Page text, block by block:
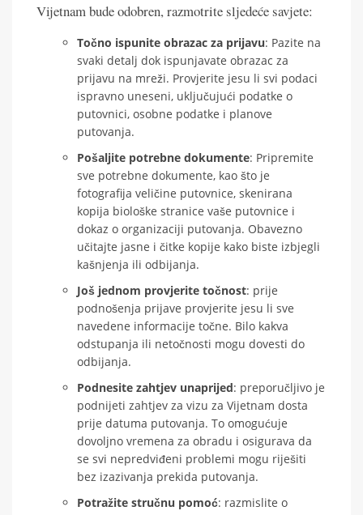
Vijetnam bude odobren, razmotrite sljedeće savjete:
Točno ispunite obrazac za prijavu: Pazite na
svaki detalj dok ispunjavate obrazac za
prijavu na mreži. Provjerite jesu li svi podaci
ispravno uneseni, uključujući podatke o
putovnici, osobne podatke i planove
putovanja.
Pošaljite potrebne dokumente: Pripremite
sve potrebne dokumente, kao što je
fotografija veličine putovnice, skenirana
kopija biološke stranice vaše putovnice i
dokaz o organizaciji putovanja. Obavezno
učitajte jasne i čitke kopije kako biste izbjegli
kašnjenja ili odbijanja.
Još jednom provjerite točnost: prije
podnošenja prijave provjerite jesu li sve
navedene informacije točne. Bilo kakva
odstupanja ili netočnosti mogu dovesti do
odbijanja.
Podnesite zahtjev unaprijed: preporučljivo je
podnijeti zahtjev za vizu za Vijetnam dosta
prije datuma putovanja. To omogućuje
dovoljno vremena za obradu i osigurava da
se svi nepredviđeni problemi mogu riješiti
bez izazivanja prekida putovanja.
Potražite stručnu pomoć: razmislite o